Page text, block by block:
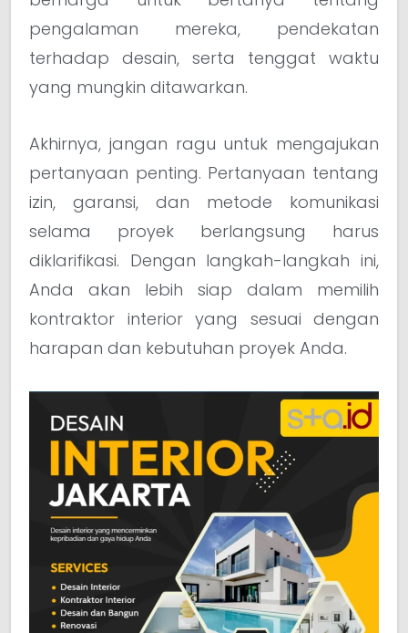
pengalaman mereka, pendekatan
terhadap desain, serta tenggat waktu
yang mungkin ditawarkan.
Akhirnya, jangan ragu untuk mengajukan
pertanyaan penting. Pertanyaan tentang
izin, garansi, dan metode komunikasi
selama proyek berlangsung harus
diklarifikasi. Dengan langkah-langkah ini,
Anda akan lebih siap dalam memilih
kontraktor interior yang sesuai dengan
harapan dan kebutuhan proyek Anda.